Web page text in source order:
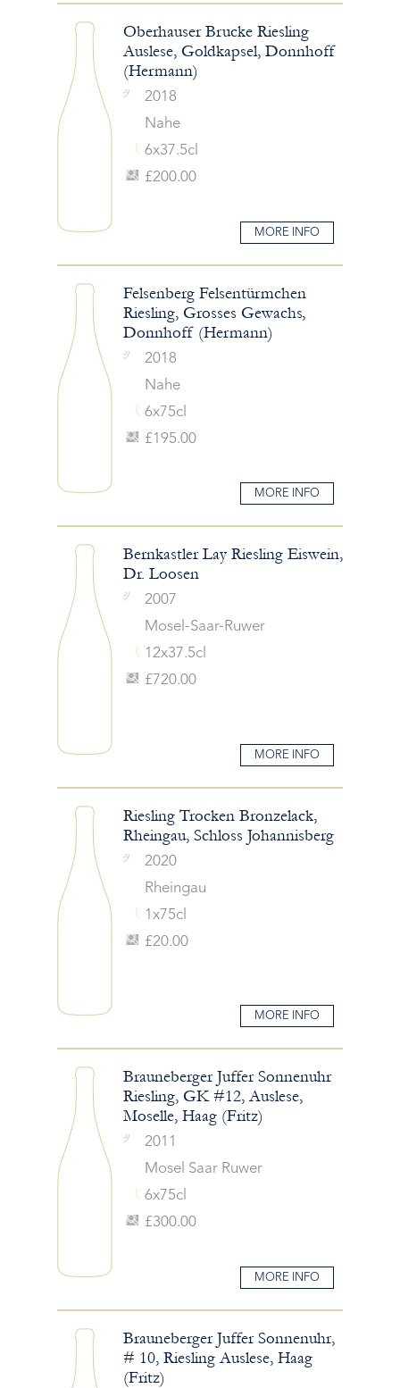
Oberhauser Brucke Riesling
Auslese, Goldkapsel, Donnhoff
(Hermann)
2018
Nahe
6x37.5cl
£200.00
MORE INFO
Felsenberg Felsentürmchen
Riesling, Grosses Gewachs,
Donnhoff (Hermann)
2018
Nahe
6x75cl
£195.00
MORE INFO
Bernkastler Lay Riesling Eiswein,
Dr. Loosen
2007
Mosel-Saar-Ruwer
12x37.5cl
£720.00
MORE INFO
Riesling Trocken Bronzelack,
Rheingau, Schloss Johannisberg
2020
Rheingau
1x75cl
£20.00
MORE INFO
Brauneberger Juffer Sonnenuhr
Riesling, GK #12, Auslese,
Moselle, Haag (Fritz)
2011
Mosel Saar Ruwer
6x75cl
£300.00
MORE INFO
Brauneberger Juffer Sonnenuhr,
# 10, Riesling Auslese, Haag
(Fritz)